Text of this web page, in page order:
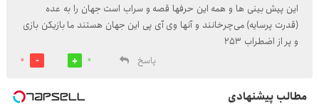
این پیش بینی ها و همه این حرفها قصه و سراب است جهان را به عده
(قدرت پرسایه) می‌چرخانند و آنها وی آی پی این جهان هستند ما بازیکن بازی
و پر از اضطراب 253
پاسخ
0
0
مطالب پیشنهادی